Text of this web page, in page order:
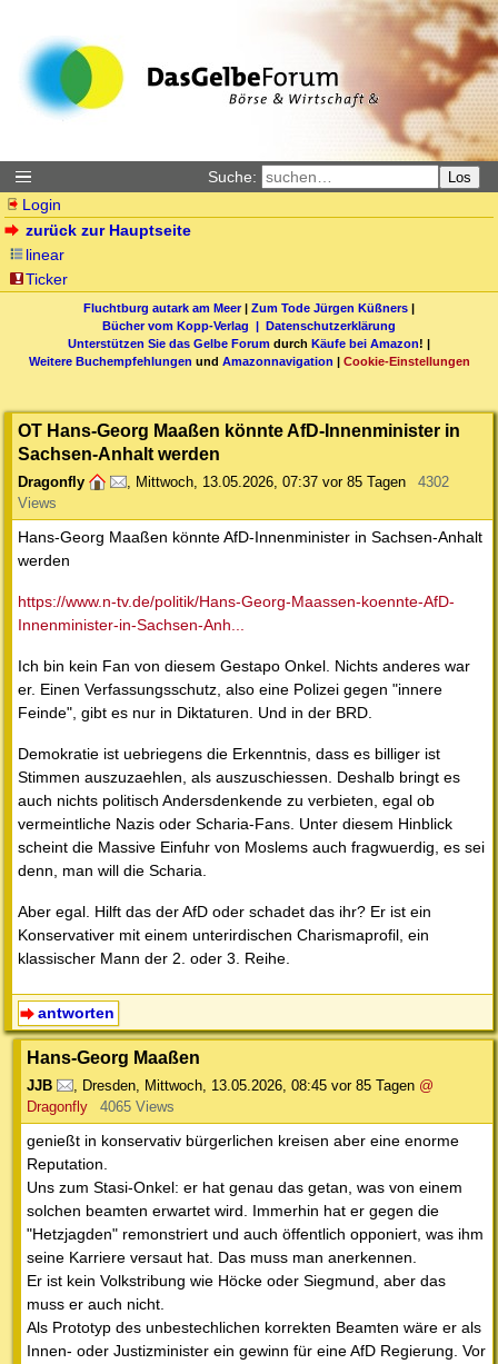
Suche: Los
Login
zurück zur Hauptseite
linear
Ticker
Fluchtburg autark am Meer| Zum Tode Jürgen Küßners |
Bücher vom Kopp-Verlag | Datenschutzerklärung
Unterstützen Sie das Gelbe Forum durch Käufe bei Amazon! |
Weitere Buchempfehlungen und Amazonnavigation | Cookie-Einstellungen
OT Hans-Georg Maaßen könnte AfD-Innenminister in
Sachsen-Anhalt werden
Dragonfly , Mittwoch, 13.05.2026, 07:37 vor 85 Tagen
4302
Views
Hans-Georg Maaßen könnte AfD-Innenminister in Sachsen-Anhalt
werden
https://www.n-tv.de/politik/Hans-Georg-Maassen-koennte-AfD-
Innenminister-in-Sachsen-Anh...
Ich bin kein Fan von diesem Gestapo Onkel. Nichts anderes war
er. Einen Verfassungsschutz, also eine Polizei gegen "innere
Feinde", gibt es nur in Diktaturen. Und in der BRD.
Demokratie ist uebriegens die Erkenntnis, dass es billiger ist
Stimmen auszuzaehlen, als auszuschiessen. Deshalb bringt es
auch nichts politisch Andersdenkende zu verbieten, egal ob
vermeintliche Nazis oder Scharia-Fans. Unter diesem Hinblick
scheint die Massive Einfuhr von Moslems auch fragwuerdig, es sei
denn, man will die Scharia.
Aber egal. Hilft das der AfD oder schadet das ihr? Er ist ein
Konservativer mit einem unterirdischen Charismaprofil, ein
klassischer Mann der 2. oder 3. Reihe.
antworten
Hans-Georg Maaßen
JJB , Dresden, Mittwoch, 13.05.2026, 08:45 vor 85 Tagen @
Dragonfly
4065 Views
genießt in konservativ bürgerlichen kreisen aber eine enorme
Reputation.
Uns zum Stasi-Onkel: er hat genau das getan, was von einem
solchen beamten erwartet wird. Immerhin hat er gegen die
"Hetzjagden" remonstriert und auch öffentlich opponiert, was ihm
seine Karriere versaut hat. Das muss man anerkennen.
Er ist kein Volkstribung wie Höcke oder Siegmund, aber das
muss er auch nicht.
Als Prototyp des unbestechlichen korrekten Beamten wäre er als
Innen- oder Justizminister ein gewinn für eine AfD Regierung. Vor